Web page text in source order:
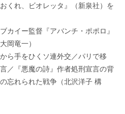
くれ、ビオレッタ』（新泉社）を
カイー監督『アバンチ・ポポロ』
岡竜一）
ら手をひくソ連外交／パリで移
／『悪魔の詩』作者処刑宣言の背
忘れられた戦争（北沢洋子 構